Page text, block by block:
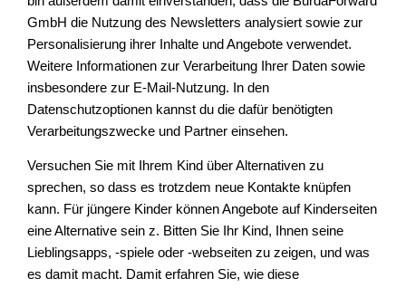
GmbH die Nutzung des Newsletters analysiert sowie zur
Personalisierung ihrer Inhalte und Angebote verwendet.
Weitere Informationen zur Verarbeitung Ihrer Daten sowie
insbesondere zur E-Mail-Nutzung. In den
Datenschutzoptionen kannst du die dafür benötigten
Verarbeitungszwecke und Partner einsehen.
Versuchen Sie mit Ihrem Kind über Alternativen zu
sprechen, so dass es trotzdem neue Kontakte knüpfen
kann. Für jüngere Kinder können Angebote auf Kinderseiten
eine Alternative sein z. Bitten Sie Ihr Kind, Ihnen seine
Lieblingsapps, -spiele oder -webseiten zu zeigen, und was
es damit macht. Damit erfahren Sie, wie diese